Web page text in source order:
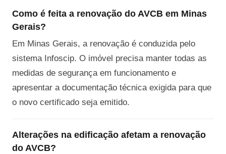
Como é feita a renovação do AVCB em Minas
Gerais?
Em Minas Gerais, a renovação é conduzida pelo
sistema Infoscip. O imóvel precisa manter todas as
medidas de segurança em funcionamento e
apresentar a documentação técnica exigida para que
o novo certificado seja emitido.
Alterações na edificação afetam a renovação
do AVCB?